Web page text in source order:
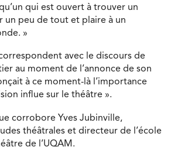
qui est ouvert à trouver un
un peu de tout et plaire à un
»
avec le discours de
au moment de l’annonce de son
à ce moment-là l’importance
influe sur le théâtre ».
corrobore Yves Jubinville,
théâtrales et directeur de l’école
de l’UQAM.